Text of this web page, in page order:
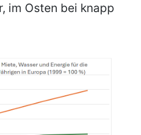
im Osten bei knapp